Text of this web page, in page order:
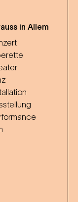
in Allem